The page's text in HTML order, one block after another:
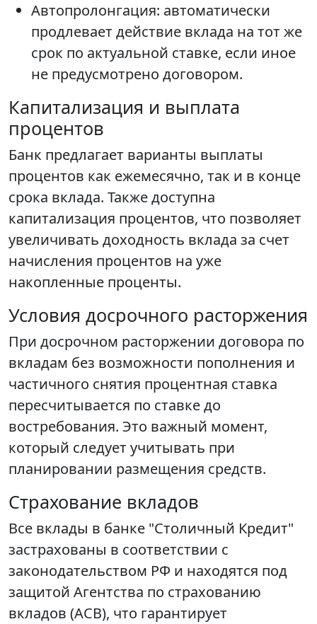
Автопролонгация: автоматически
продлевает действие вклада на тот же
срок по актуальной ставке, если иное
не предусмотрено договором.
Капитализация и выплата
процентов
Банк предлагает варианты выплаты
процентов как ежемесячно, так и в конце
срока вклада. Также доступна
капитализация процентов, что позволяет
увеличивать доходность вклада за счет
начисления процентов на уже
накопленные проценты.
Условия досрочного расторжения
При досрочном расторжении договора по
вкладам без возможности пополнения и
частичного снятия процентная ставка
пересчитывается по ставке до
востребования. Это важный момент,
который следует учитывать при
планировании размещения средств.
Страхование вкладов
Все вклады в банке "Столичный Кредит"
застрахованы в соответствии с
законодательством РФ и находятся под
защитой Агентства по страхованию
вкладов (АСВ), что гарантирует